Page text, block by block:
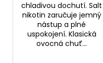
chladivou dochutí. Salt
nikotin zaručuje jemný
nástup a plné
uspokojení. Klasická
ovocná chuť...